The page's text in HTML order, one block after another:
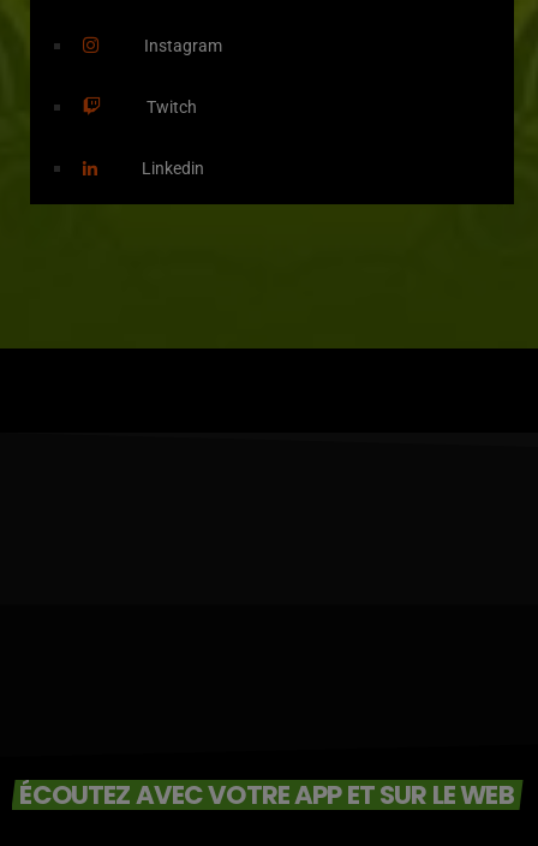
Instagram
Twitch
Linkedin
ÉCOUTEZ AVEC VOTRE APP ET SUR LE WEB